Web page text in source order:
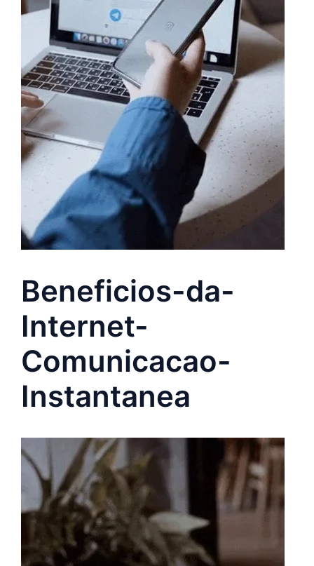
Beneficios-da-
Internet-
Comunicacao-
Instantanea